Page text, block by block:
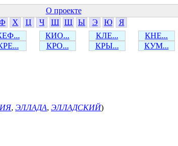
О проекте
Х Ц Ч Ш Щ Ы Э Ю
Я
КИО... КЛЕ... КНЕ...
КРО... КРЫ... КУМ...
, ЭЛЛАДА, ЭЛЛАДСКИЙ)